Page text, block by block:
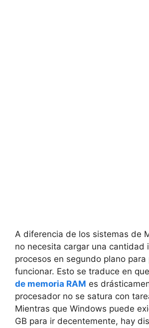
A diferencia de los sistemas de
no necesita cargar una cantidad
procesos en segundo plano para
funcionar. Esto se traduce en
de memoria RAM es
procesador no se satura con
Mientras que Windows puede
GB para ir decentemente, hay